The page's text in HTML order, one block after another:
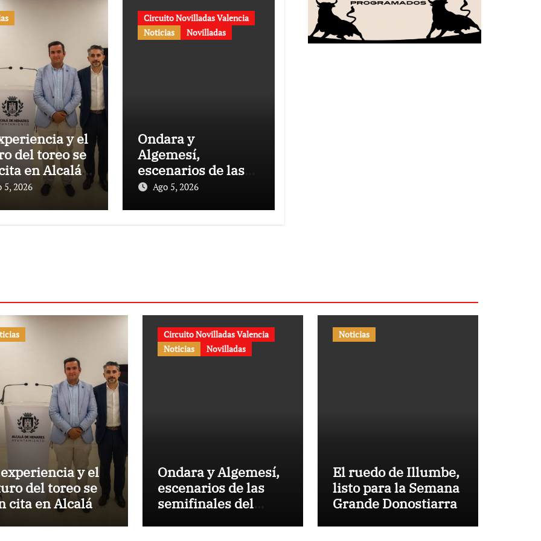
y el
del toreo se
en Alcalá
5, 2026
Circuito Novilladas Valencia
Noticias
Novilladas
Ondara y
Algemesí,
escenarios de las
semifinales del
Ago 5, 2026
y el
del toreo se
cita en Alcalá de
Circuito Novilladas Valencia
Noticias
Novilladas
Ondara y Algemesí,
escenarios de las
semifinales del
Noticias
El ruedo de Illumbe,
listo para la Semana
Grande Donostiarra